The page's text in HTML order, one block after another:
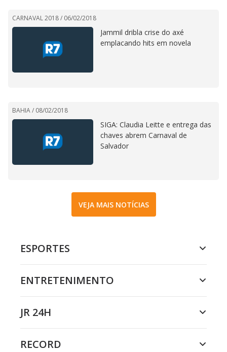
CARNAVAL 2018 / 06/02/2018
Jammil dribla crise do axé
emplacando hits em novela
BAHIA / 08/02/2018
SIGA: Claudia Leitte e entrega das
chaves abrem Carnaval de
Salvador
VEJA MAIS NOTÍCIAS
ESPORTES
ENTRETENIMENTO
JR 24H
RECORD